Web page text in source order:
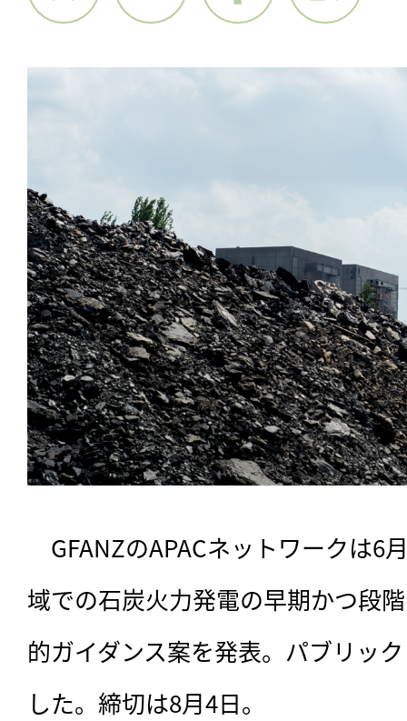
GFANZのAPACネットワークは6
域での石炭火力発電の早期かつ段
的ガイダンス案を発表。パブリッ
した。締切は8月4日。